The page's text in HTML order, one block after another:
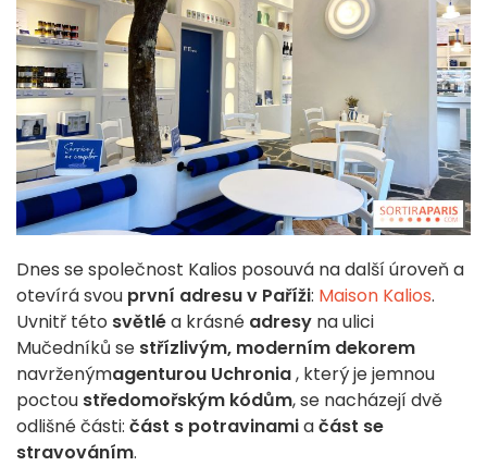
Dnes se společnost Kalios posouvá na další úroveň a
otevírá svou první adresu v Paříži: Maison Kalios.
Uvnitř této světléa krásné adresy na ulici
Mučedníků se střízlivým, moderním dekorem
navrženýmagenturou Uchronia, který je jemnou
poctou středomořským kódům, se nacházejí dvě
odlišné části: část s potravinamiačást se
stravováním.